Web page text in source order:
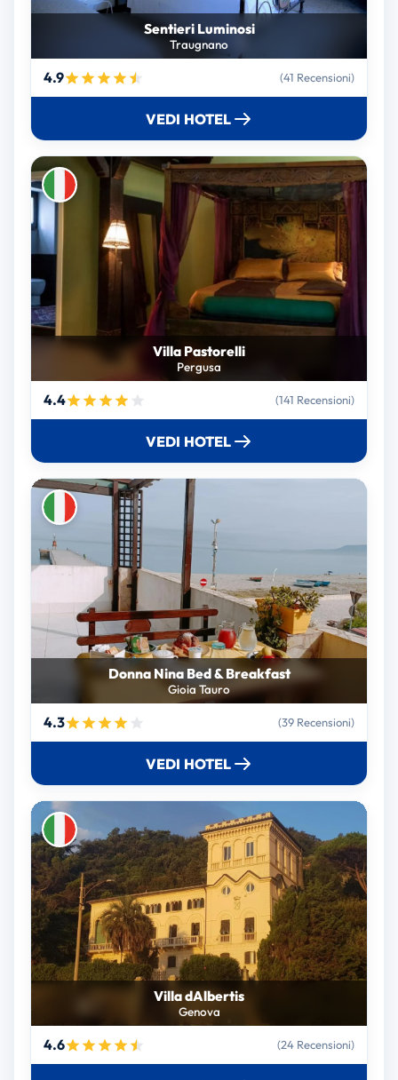
Sentieri Luminosi
Traugnano
4.9 (41 Recensioni)
VEDI HOTEL
Villa Pastorelli
Pergusa
4.4 (141 Recensioni)
VEDI HOTEL
Donna Nina Bed & Breakfast
Gioia Tauro
4.3 (39 Recensioni)
VEDI HOTEL
Villa dAlbertis
Genova
4.6 (24 Recensioni)